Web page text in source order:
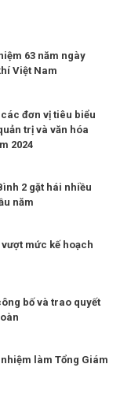
63 năm ngày
Việt Nam
đơn vị tiêu biểu
trị và văn hóa
2024
2 gặt hái nhiều
năm
mức kế hoạch
bố và trao quyết
làm Tổng Giám